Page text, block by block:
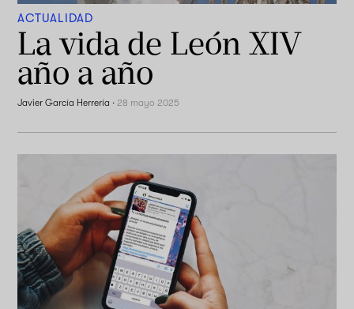
ACTUALIDAD
La vida de León XIV
año a año
Javier García Herrería ·28 mayo 2025